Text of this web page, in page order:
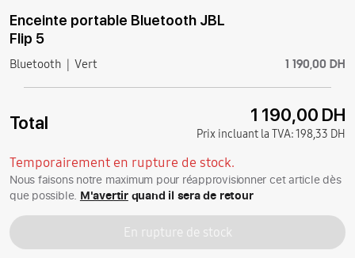
Enceinte portable Bluetooth JBL
Flip 5
Bluetooth Vert 1 190,00 DH
Total 1 190,00 DH
Prix incluant la TVA:198,33 DH
Temporairement en rupture de stock.
Nous faisons notre maximum pour réapprovisionner cet article dès
que possible. M'avertirquand il sera de retour
En rupture de stock